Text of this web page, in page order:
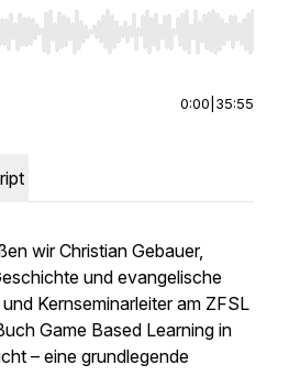
to seek, Home/End to jump to
0:00 35:55
wir Christian Gebauer,
und evangelische
Kernseminarleiter am ZFSL
Game Based Learning in
– eine grundlegende